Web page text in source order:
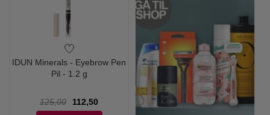
IDUN Minerals - Eyebrow Pen
Pil - 1.2 g
125,00
112,50